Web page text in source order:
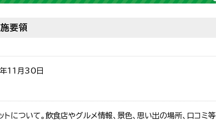
施要領
11月30日
について。飲食店やグルメ情報、景色、思い出の場所、口コミ等